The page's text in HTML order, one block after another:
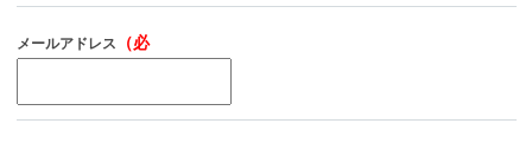
メールアドレス （必